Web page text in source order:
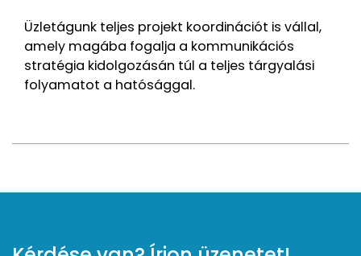
Üzletágunk teljes projekt koordinációt is vállal,
amely magába fogalja a kommunikációs
stratégia kidolgozásán túl a teljes tárgyalási
folyamatot a hatósággal.